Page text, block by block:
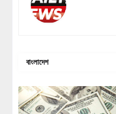
বাংলাদেশ